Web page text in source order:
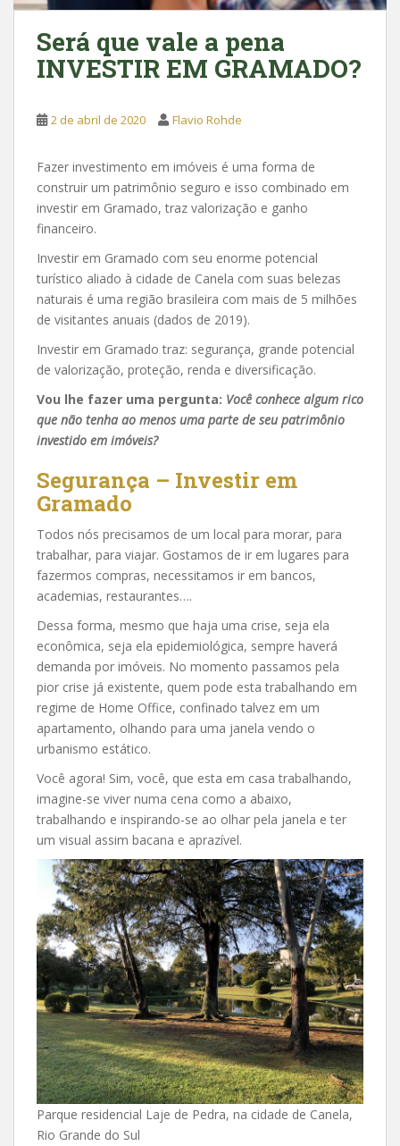
Será que vale a pena
INVESTIR EM GRAMADO?
2 de abril de 2020 Flavio Rohde
Fazer investimento em imóveis é uma forma de
construir um patrimônio seguro e isso combinado em
investir em Gramado, traz valorização e ganho
financeiro.
Investir em Gramado com seu enorme potencial
turístico aliado à cidade de Canela com suas belezas
naturais é uma região brasileira com mais de 5 milhões
de visitantes anuais (dados de 2019).
Investir em Gramado traz: segurança, grande potencial
de valorização, proteção, renda e diversificação.
Vou lhe fazer uma pergunta: Você conhece algum rico
que não tenha ao menos uma parte de seu patrimônio
investido em imóveis?
Segurança – Investir em
Gramado
Todos nós precisamos de um local para morar, para
trabalhar, para viajar. Gostamos de ir em lugares para
fazermos compras, necessitamos ir em bancos,
academias, restaurantes….
Dessa forma, mesmo que haja uma crise, seja ela
econômica, seja ela epidemiológica, sempre haverá
demanda por imóveis. No momento passamos pela
pior crise já existente, quem pode esta trabalhando em
regime de Home Office, confinado talvez em um
apartamento, olhando para uma janela vendo o
urbanismo estático.
Você agora! Sim, você, que esta em casa trabalhando,
imagine-se viver numa cena como a abaixo,
trabalhando e inspirando-se ao olhar pela janela e ter
um visual assim bacana e aprazível.
Parque residencial Laje de Pedra, na cidade de Canela,
Rio Grande do Sul